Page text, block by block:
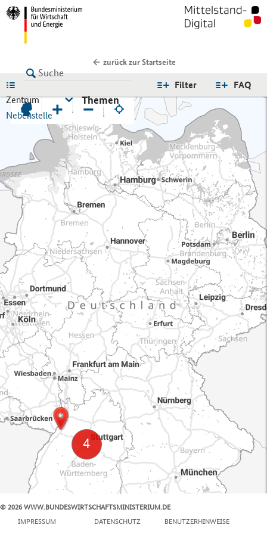
zurück zur Startseite
FAQ
Filter
Zentrum
Nebenstelle
Themen
+ −
© 2026 WWW.BUNDESWIRTSCHAFTSMINISTERIUM.DE
IMPRESSUM
DATENSCHUTZ BENUTZERHINWEISE